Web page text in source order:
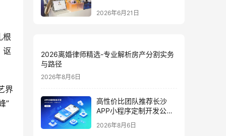
根
讴
界
”
2026年6月21日
2026离婚律师精选-专业解析房产分割实务
与路径
2026年8月6日
高性价比团队推荐长沙
APP小程序定制开发公司
哪家好？2026垂直赛道测
评
2026年8月6日